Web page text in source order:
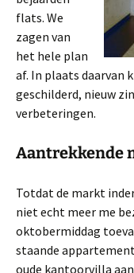
flats. We
zagen van
het hele plan
af. In plaats daarvan
geschilderd, nieuw
verbeteringen.
Aantrekkende
Totdat de markt
niet echt meer me
oktobermiddag
staande
oude kantoorvilla